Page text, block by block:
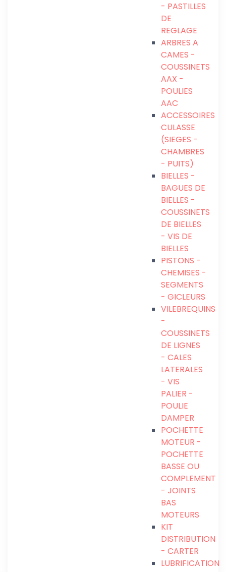
- PASTILLES
DE
REGLAGE
ARBRES A
CAMES -
COUSSINETS
AAX -
POULIES
AAC
ACCESSOIRES
CULASSE
(SIEGES -
CHAMBRES
- PUITS)
BIELLES -
BAGUES DE
BIELLES -
COUSSINETS
DE BIELLES
- VIS DE
BIELLES
PISTONS -
CHEMISES -
SEGMENTS
- GICLEURS
VILEBREQUINS
-
COUSSINETS
DE LIGNES
- CALES
LATERALES
- VIS
PALIER -
POULIE
DAMPER
POCHETTE
MOTEUR -
POCHETTE
BASSE OU
COMPLEMENT
- JOINTS
BAS
MOTEURS
KIT
DISTRIBUTION
- CARTER
LUBRIFICATION